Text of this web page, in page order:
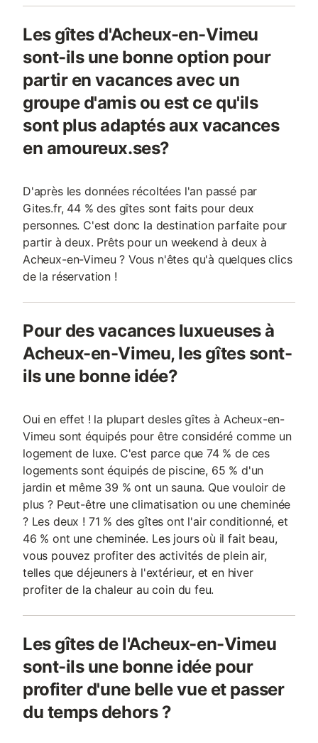
Les gîtes d'Acheux-en-Vimeu
sont-ils une bonne option pour
partir en vacances avec un
groupe d'amis ou est ce qu'ils
sont plus adaptés aux vacances
en amoureux.ses?
D'après les données récoltées l'an passé par
Gites.fr, 44 % des gîtes sont faits pour deux
personnes. C'est donc la destination parfaite pour
partir à deux. Prêts pour un weekend à deux à
Acheux-en-Vimeu ? Vous n'êtes qu'à quelques clics
de la réservation !
Pour des vacances luxueuses à
Acheux-en-Vimeu, les gîtes sont-
ils une bonne idée?
Oui en effet ! la plupart desles gîtes à Acheux-en-
Vimeu sont équipés pour être considéré comme un
logement de luxe. C'est parce que 74 % de ces
logements sont équipés de piscine, 65 % d'un
jardin et même 39 % ont un sauna. Que vouloir de
plus ? Peut-être une climatisation ou une cheminée
? Les deux ! 71 % des gîtes ont l'air conditionné, et
46 % ont une cheminée. Les jours où il fait beau,
vous pouvez profiter des activités de plein air,
telles que déjeuners à l'extérieur, et en hiver
profiter de la chaleur au coin du feu.
Les gîtes de l'Acheux-en-Vimeu
sont-ils une bonne idée pour
profiter d'une belle vue et passer
du temps dehors ?